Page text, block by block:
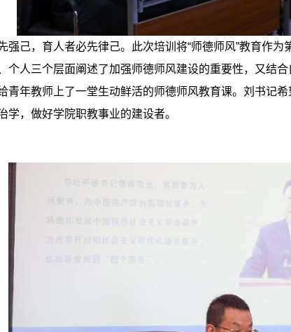
己，育人者必先律己。此次培训将“师德师风”教育作
个人三个层面阐述了加强师德师风建设的重要性，又结
青年教师上了一堂生动鲜活的师德师风教育课。刘书记
学，做好学院职教事业的建设者。